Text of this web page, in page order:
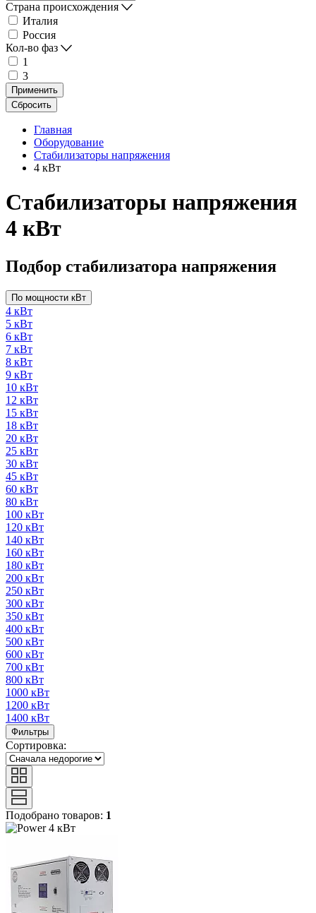
Страна происхождения
Италия
Россия
Кол-во фаз
1
3
Применить
Сбросить
Главная
Оборудование
Стабилизаторы напряжения
4 кВт
Стабилизаторы напряжения
4 кВт
Подбор стабилизатора напряжения
По мощности кВт
4 кВт
5 кВт
6 кВт
7 кВт
8 кВт
9 кВт
10 кВт
12 кВт
15 кВт
18 кВт
20 кВт
25 кВт
30 кВт
45 кВт
60 кВт
80 кВт
100 кВт
120 кВт
140 кВт
160 кВт
180 кВт
200 кВт
250 кВт
300 кВт
350 кВт
400 кВт
500 кВт
600 кВт
700 кВт
800 кВт
1000 кВт
1200 кВт
1400 кВт
Фильтры
Сортировка:
Подобрано товаров: 1
4 кВт